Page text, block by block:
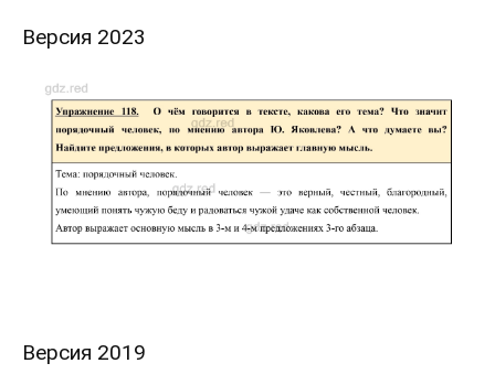
Версия 2023
Версия 2019